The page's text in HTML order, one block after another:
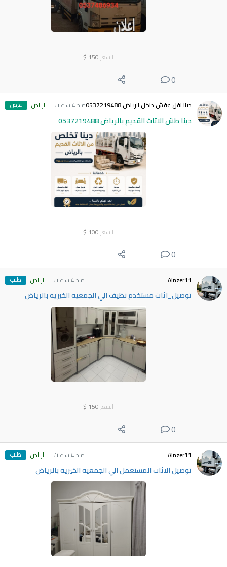
السعر 150
$
0
دينا نقل عفش داخل الرياض 0537219488 منذ 4 ساعات الرياض عرض
دينا طش الاثاث القديم بالرياض 0537219488
السعر 100
$
0
Alnzer11 منذ 4 ساعات الرياض طلب
توصيل_اثاث مستخدم نظيف الي الجمعيه الخيريه بالرياض
السعر 150
$
0
Alnzer11 منذ 4 ساعات الرياض طلب
توصيل الاثات المستعمل الي الجمعيه الخيريه بالرياض